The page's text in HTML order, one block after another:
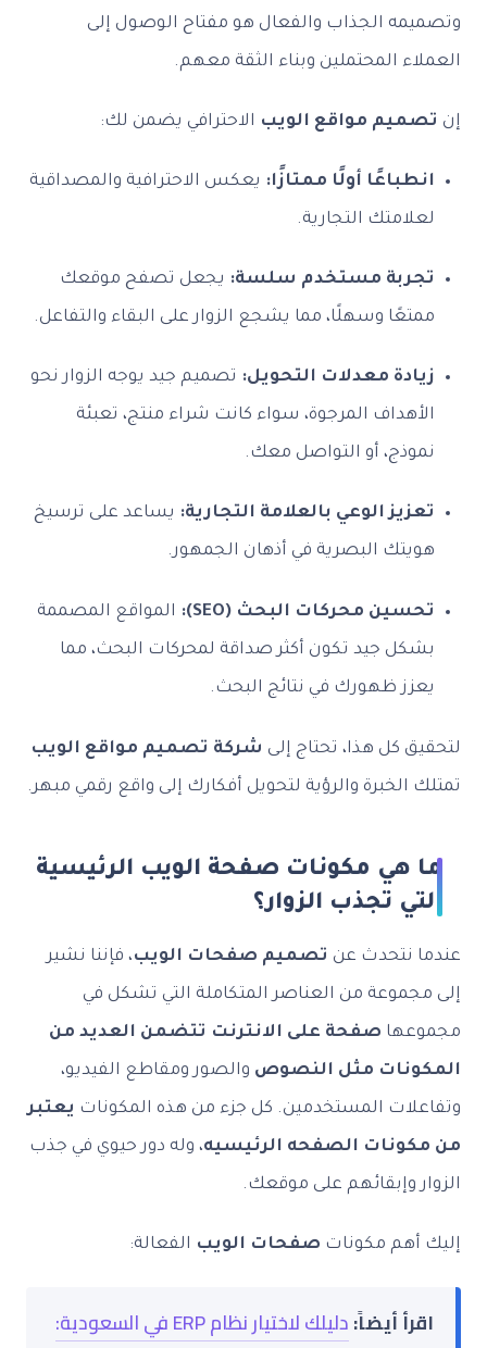
وتصميمه الجذاب والفعال هو مفتاح الوصول إلى
العملاء المحتملين وبناء الثقة معهم.
إن تصميم مواقع الويب الاحترافي يضمن لك:
انطباعًا أولًا ممتازًا: يعكس الاحترافية والمصداقية
لعلامتك التجارية.
تجربة مستخدم سلسة: يجعل تصفح موقعك
ممتعًا وسهلًا، مما يشجع الزوار على البقاء والتفاعل.
زيادة معدلات التحويل: تصميم جيد يوجه الزوار نحو
الأهداف المرجوة، سواء كانت شراء منتج، تعبئة
نموذج، أو التواصل معك.
تعزيز الوعي بالعلامة التجارية: يساعد على ترسيخ
هويتك البصرية في أذهان الجمهور.
تحسين محركات البحث (SEO): المواقع المصممة
بشكل جيد تكون أكثر صداقة لمحركات البحث، مما
يعزز ظهورك في نتائج البحث.
لتحقيق كل هذا، تحتاج إلى شركة تصميم مواقع الويب
تمتلك الخبرة والرؤية لتحويل أفكارك إلى واقع رقمي مبهر.
ما هي مكونات صفحة الويب الرئيسية
التي تجذب الزوار؟
عندما نتحدث عن تصميم صفحات الويب، فإننا نشير
إلى مجموعة من العناصر المتكاملة التي تشكل في
مجموعها صفحة على الانترنت تتضمن العديد من
المكونات مثل النصوص والصور ومقاطع الفيديو،
وتفاعلات المستخدمين. كل جزء من هذه المكونات يعتبر
من مكونات الصفحه الرئيسيه، وله دور حيوي في جذب
الزوار وإبقائهم على موقعك.
إليك أهم مكونات صفحات الويب الفعالة:
اقرأ أيضاً:
دليلك لاختيار نظام ERP في السعودية: